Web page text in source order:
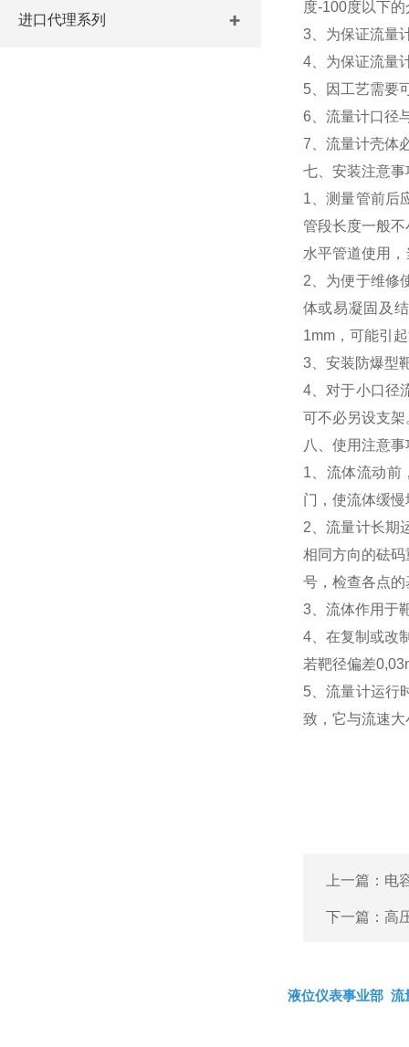
进口代理系列
度-100度以下
3、为保证流量
4、为保证流量
5、因工艺需要
6、流量计口径
7、流量计壳体
七、安装注意事
1、测量管前后
管段长度一般
水平管道使用
2、为便于维修
体或易凝固及
1mm，可能引
3、安装防爆型
4、对于小口径
可不必另设支架
八、使用注意事
1、流体流动前
门，使流体缓
2、流量计长期
相同方向的砝
号，检查各点
3、流体作用于
4、在复制或改
若靶径偏差
5、流量计运行
致，它与流速
上一篇： 电
下一篇： 高
液位仪表事业部 流